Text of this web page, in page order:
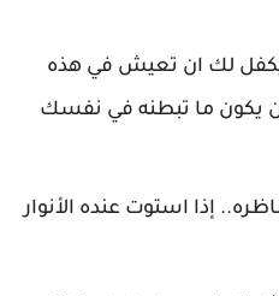
لك ان تعيش في هذه
ان يكون ما تبطنه في نفسك
إذا استوت عنده الأنوار